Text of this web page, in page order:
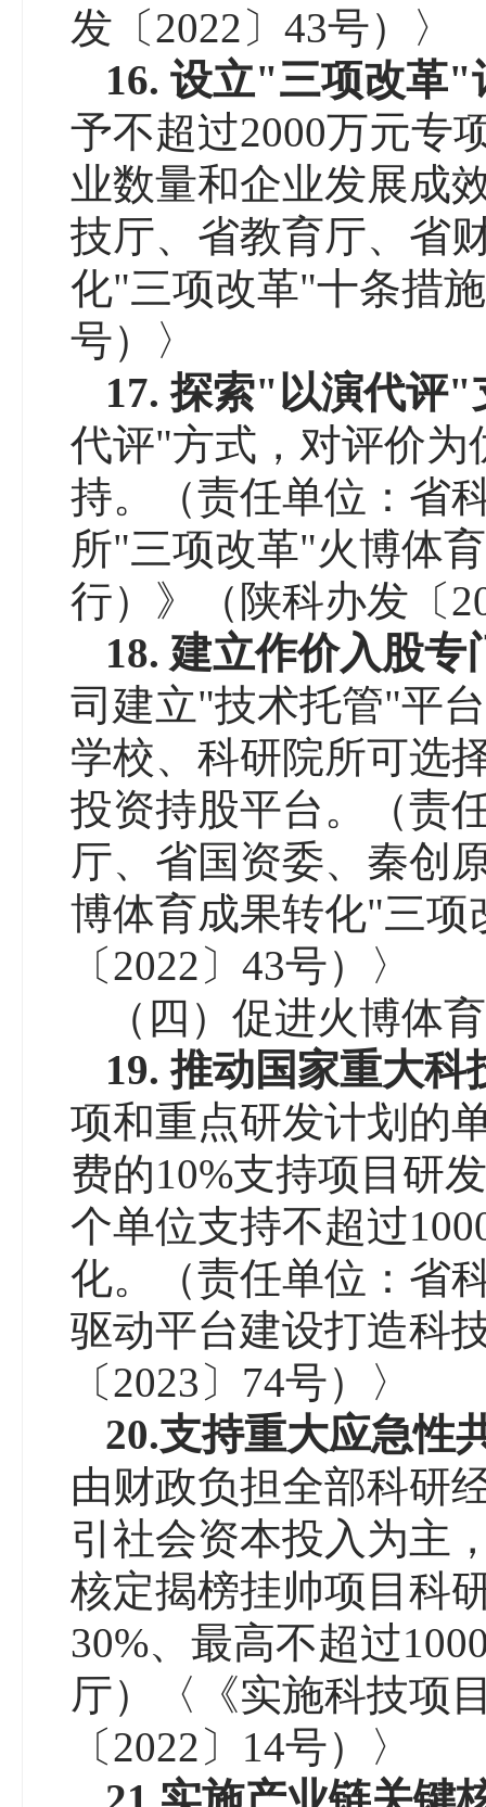
发〔2022〕43号）〉
16. 设立"三项改革"
予不超过2000万元专
业数量和企业发展成
技厅、省教育厅、省
化"三项改革"十条措
号）〉
17.探索"以演代评"
代评"方式，对评价为
持。（责任单位：省
所"三项改革"火博体
行）》（陕科办发〔
18. 建立作价入股专
司建立"技术托管"平
学校、科研院所可选
投资持股平台。（责
厅、省国资委、秦创
博体育成果转化"三
〔2022〕43号）〉
（四）促进火博体
19.推动国家重大科
项和重点研发计划的
费的10%支持项目研
个单位支持不超过
化。（责任单位：省
驱动平台建设打造科
〔2023〕74号）〉
20.支持重大应急性
由财政负担全部科研
引社会资本投入为主
核定揭榜挂帅项目科
30%、最高不超过
厅）〈《实施科技项
〔2022〕14号）〉